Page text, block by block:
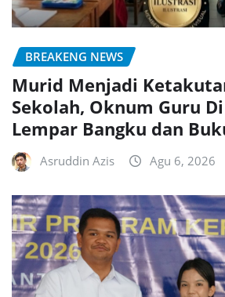
BREAKENG NEWS
Murid Menjadi
Sekolah, Oknum Guru
Lempar Bangku dan
Asruddin Azis Agu 6, 2026